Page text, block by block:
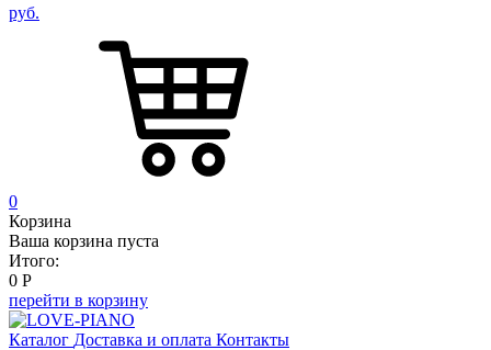
руб.
0
Корзина
Ваша корзина пуста
Итого:
0 Р
перейти в корзину
Каталог Доставка и оплата Контакты